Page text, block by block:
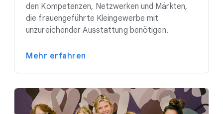
den Kompetenzen, Netzwerken und Märkten,
die frauengeführte Kleingewerbe mit
unzureichender Ausstattung benötigen.
Mehr erfahren